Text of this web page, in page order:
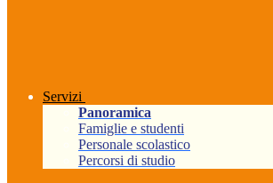
Servizi
Panoramica
Famiglie e studenti
Personale scolastico
Percorsi di studio